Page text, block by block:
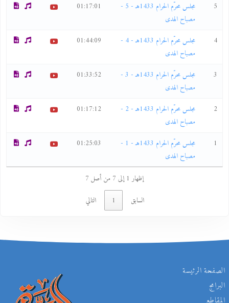
مجلس محرّم الحرام 1433هـ - 5 -
مصباح الهدى
01:17:01
مجلس محرّم الحرام 1433هـ - 4 -
مصباح الهدى
01:44:09
مجلس محرّم الحرام 1433هـ - 3 -
مصباح الهدى
01:33:52
مجلس محرّم الحرام 1433هـ - 2 -
مصباح الهدى
01:17:12
مجلس محرّم الحرام 1433هـ - 1 -
مصباح الهدى
01:25:03
إظهار 1 إلى 7 من أصل 7
السابق
التالي
الصفحة الرئيسة
البرامج